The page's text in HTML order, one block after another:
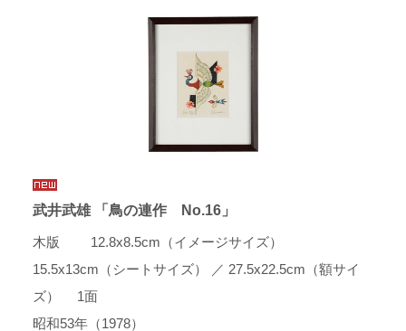
武井武雄 「鳥の連作 No.16」
木版 12.8x8.5cm（イメージサイズ）
15.5x13cm（シートサイズ） ／ 27.5x22.5cm（額サイ
ズ） 1面
昭和53年（1978）